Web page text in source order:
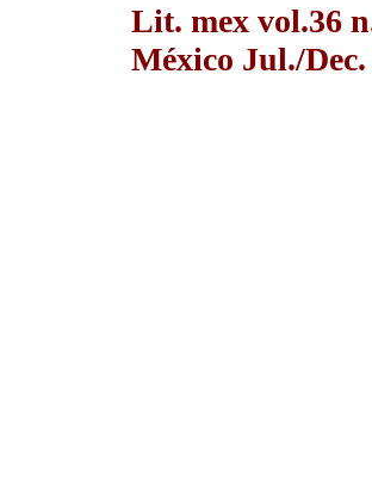
Lit. mex vol.36
México Jul./